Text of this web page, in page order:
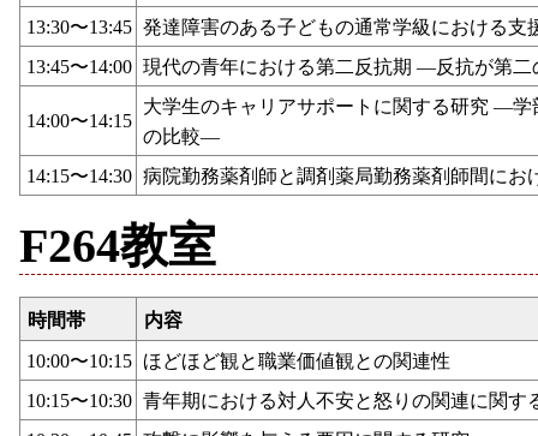
13:30〜13:45 発達障害のある子どもの通常学級における
13:45〜14:00 現代の青年における第二反抗期 ―反抗が第
14:00〜14:15
大学生のキャリアサポートに関する研究 ―
の比較―
14:15〜14:30 病院勤務薬剤師と調剤薬局勤務薬剤師間にお
F264教室
時間帯
内容
10:00〜10:15
ほどほど観と職業価値観との関連性
10:15〜10:30 青年期における対人不安と怒りの関連に関す